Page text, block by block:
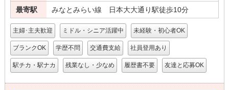
最寄駅 みなとみらい線 日本大大通り駅徒歩10分
主婦･主夫歓迎 ミドル・シニア活躍中 未経験・初心者OK
ブランクOK 学歴不問 交通費支給 社員登用あり
駅チカ・駅ナカ 残業なし・少なめ 履歴書不要 友達と応募OK